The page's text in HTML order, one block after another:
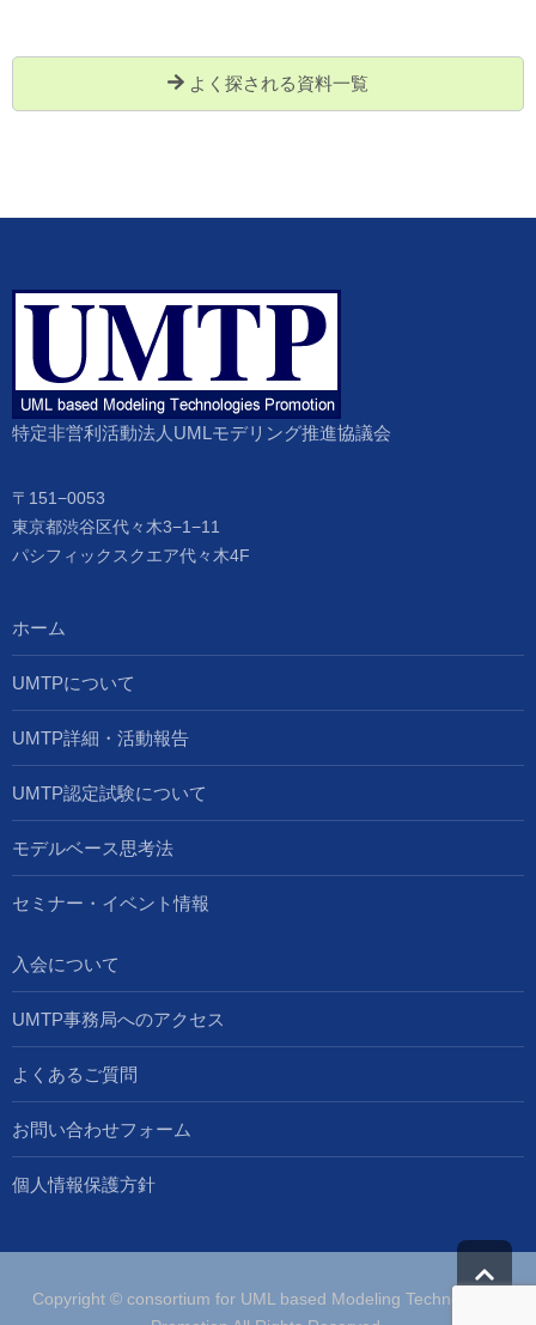
よく探される資料一覧
特定非営利活動法人UMLモデリング推進協議会
〒151−0053
東京都渋谷区代々木3−1−11
パシフィックスクエア代々木4F
ホーム
UMTPについて
UMTP詳細・活動報告
UMTP認定試験について
モデルベース思考法
セミナー・イベント情報
入会について
UMTP事務局へのアクセス
よくあるご質問
お問い合わせフォーム
個人情報保護方針
Copyright © consortium for UML based Modeling Technologies